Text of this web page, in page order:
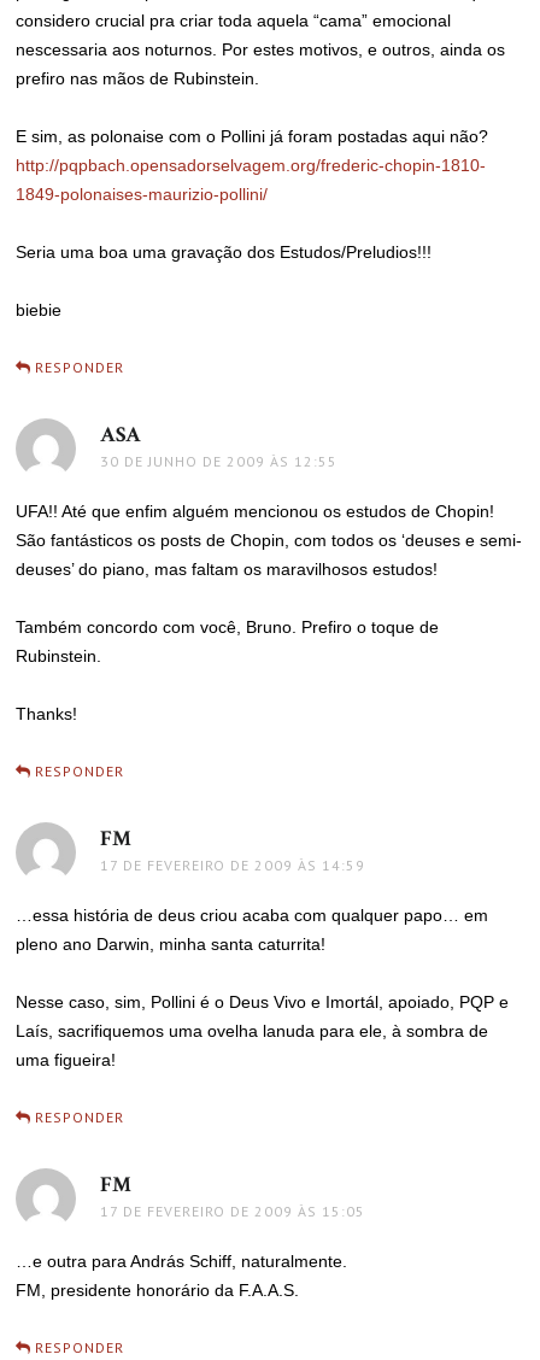
considero crucial pra criar toda aquela “cama” emocional
nescessaria aos noturnos. Por estes motivos, e outros, ainda os
prefiro nas mãos de Rubinstein.
E sim, as polonaise com o Pollini já foram postadas aqui não?
http://pqpbach.opensadorselvagem.org/frederic-chopin-1810-
1849-polonaises-maurizio-pollini/
Seria uma boa uma gravação dos Estudos/Preludios!!!
biebie
RESPONDER
ASA
30 DE JUNHO DE 2009 ÀS 12:55
UFA!! Até que enfim alguém mencionou os estudos de Chopin!
São fantásticos os posts de Chopin, com todos os ‘deuses e semi-
deuses’ do piano, mas faltam os maravilhosos estudos!
Também concordo com você, Bruno. Prefiro o toque de
Rubinstein.
Thanks!
RESPONDER
FM
17 DE FEVEREIRO DE 2009 ÀS 14:59
…essa história de deus criou acaba com qualquer papo… em
pleno ano Darwin, minha santa caturrita!
Nesse caso, sim, Pollini é o Deus Vivo e Imortál, apoiado, PQP e
Laís, sacrifiquemos uma ovelha lanuda para ele, à sombra de
uma figueira!
RESPONDER
FM
17 DE FEVEREIRO DE 2009 ÀS 15:05
…e outra para András Schiff, naturalmente.
FM, presidente honorário da F.A.A.S.
RESPONDER